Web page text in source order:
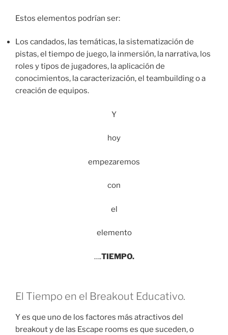
Estos elementos podrían ser:
Los candados, las temáticas, la sistematización de
pistas, el tiempo de juego, la inmersión, la narrativa, los
roles y tipos de jugadores, la aplicación de
conocimientos, la caracterización, el teambuilding o a
creación de equipos.
Y
hoy
empezaremos
con
el
elemento
….TIEMPO.
El Tiempo en el Breakout Educativo.
Y es que uno de los factores más atractivos del
breakout y de las Escape rooms es que suceden, o